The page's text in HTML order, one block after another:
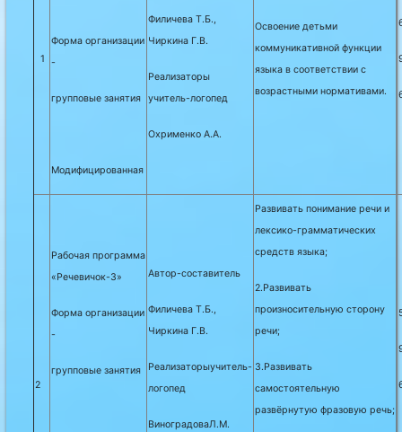
1
Форма организации
-
групповые занятия
Модифицированная
Филичева Т.Б.,
Чиркина Г.В.
Реализаторы
учитель-логопед
Охрименко А.А.
Освоение детьми
коммуникативной функции
языка в соответствии с
возрастными нормативами.
2
Рабочая программа
«Речевичок-3»
Форма организации
-
групповые занятия
Автор-составитель
Филичева Т.Б.,
Чиркина Г.В.
Реализаторыучитель-
логопед
ВиноградоваЛ.М.
Развивать понимание речи и
лексико-грамматических
средств языка;
2.Развивать
произносительную сторону
речи;
3.Развивать
самостоятельную
развёрнутую фразовую речь;